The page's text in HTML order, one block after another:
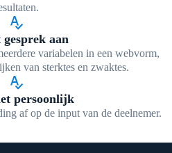
spellcheck
gesprek aan
variabelen in een webvorm,
van sterktes en zwaktes.
spellcheck
persoonlijk
af op de input van de deelnemer.